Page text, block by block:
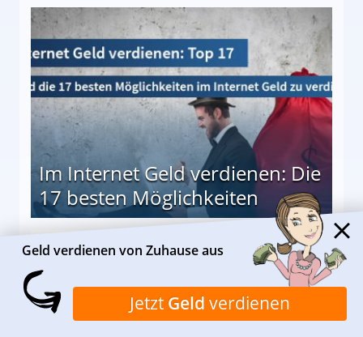
besten Möglichkeiten
Im Internet Geld verdienen: Die
17 besten Möglichkeiten
Möglichkeiten
Geld verdienen von Zuhause aus
Jetzt Geld verdienen